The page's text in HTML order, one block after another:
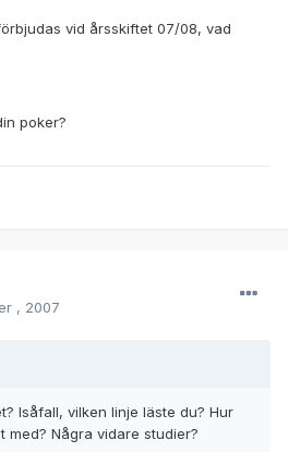
vid årsskiftet 07/08, vad
poker?
, 2007
Isåfall, vilken linje läste du? Hur
med? Några vidare studier?